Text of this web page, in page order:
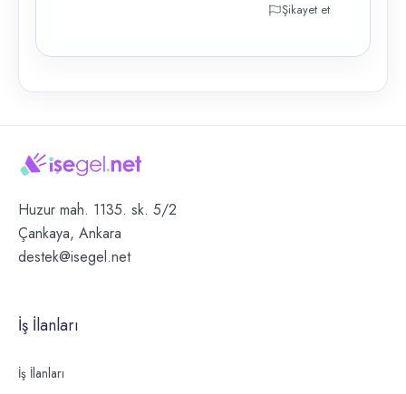
Şikayet et
Huzur mah. 1135. sk. 5/2
Çankaya, Ankara
destek@isegel.net
İş İlanları
İş İlanları